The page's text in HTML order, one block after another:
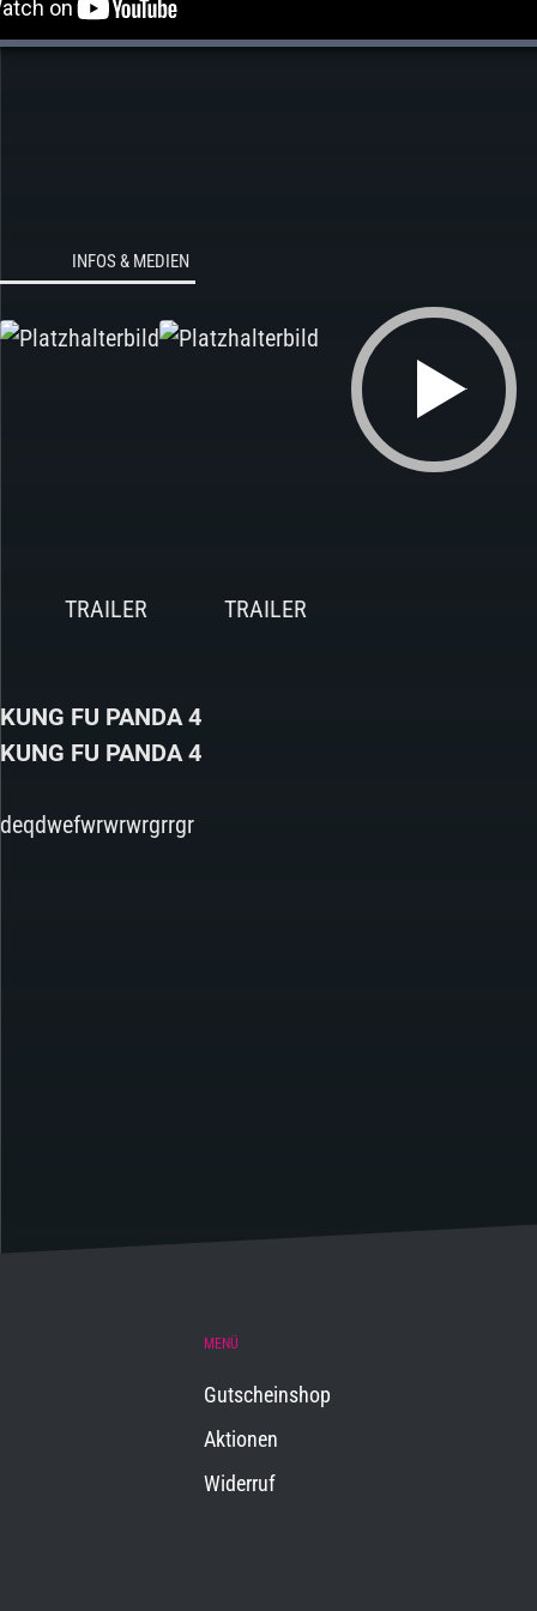
INFOS & MEDIEN
KUNG FU PANDA 4
KUNG FU PANDA 4
deqdwefwrwrwrgrrgr
MENÜ
Gutscheinshop
Aktionen
Widerruf